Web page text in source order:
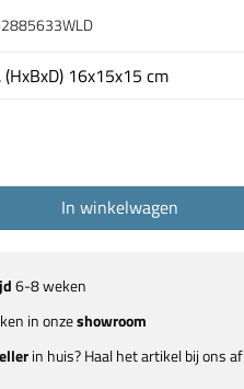
16x15x15 cm
In winkelwagen
6-8 weken
in onzeshowroom
in huis? Haal het artikel bij ons af